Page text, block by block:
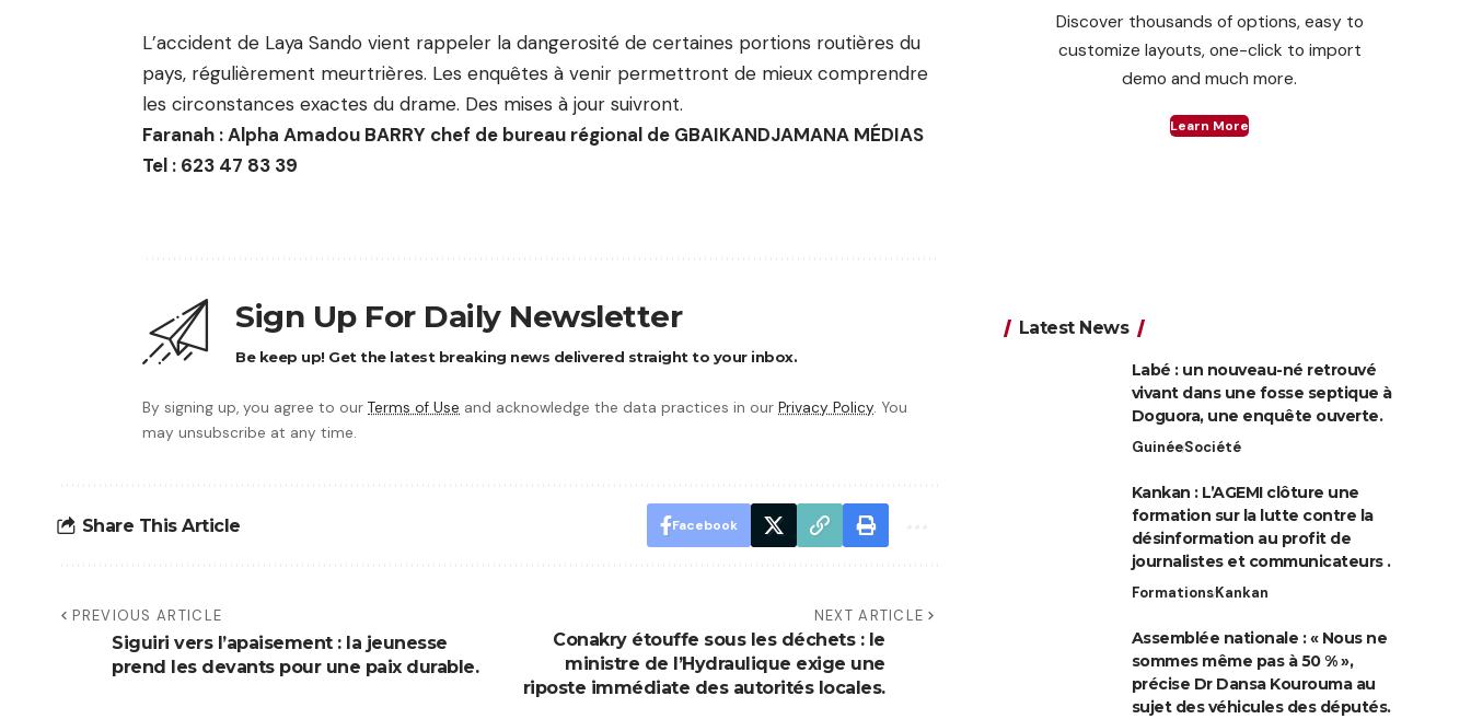
L’accident de Laya Sando vient rappeler la dangerosité de certaines portions routières du
pays, régulièrement meurtrières. Les enquêtes à venir permettront de mieux comprendre
les circonstances exactes du drame. Des mises à jour suivront.
Faranah : Alpha Amadou BARRY chef de bureau régional de GBAIKANDJAMANA MÉDIAS
Tel : 623 47 83 39
Sign Up For Daily Newsletter
Be keep up! Get the latest breaking news delivered straight to your inbox.
By signing up, you agree to our Terms of Use and acknowledge the data practices in our Privacy Policy. You
may unsubscribe at any time.
Share This Article Facebook
PREVIOUS ARTICLE
Siguiri vers l’apaisement : la jeunesse
prend les devants pour une paix durable.
NEXT ARTICLE
Conakry étouffe sous les déchets : le
ministre de l’Hydraulique exige une
riposte immédiate des autorités locales.
Discover thousands of options, easy to
customize layouts, one-click to import
demo and much more.
Learn More
Latest News
Labé : un nouveau-né retrouvé
vivant dans une fosse septique à
Doguora, une enquête ouverte.
GuinéeSociété
Kankan : L’AGEMI clôture une
formation sur la lutte contre la
désinformation au profit de
journalistes et communicateurs .
FormationsKankan
Assemblée nationale : « Nous ne
sommes même pas à 50 % »,
précise Dr Dansa Kourouma au
sujet des véhicules des députés.